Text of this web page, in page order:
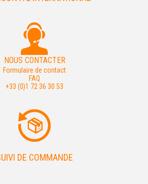
NOUS CONTACTER
Formulaire de contact
FAQ
+33 (0)1 72 36 30 53
DE COMMANDE